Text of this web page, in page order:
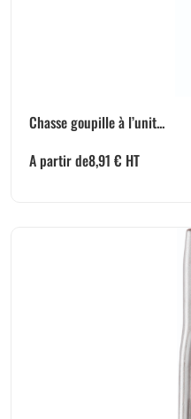
Chasse goupille à l’unit...
A partir de8,91 € HT